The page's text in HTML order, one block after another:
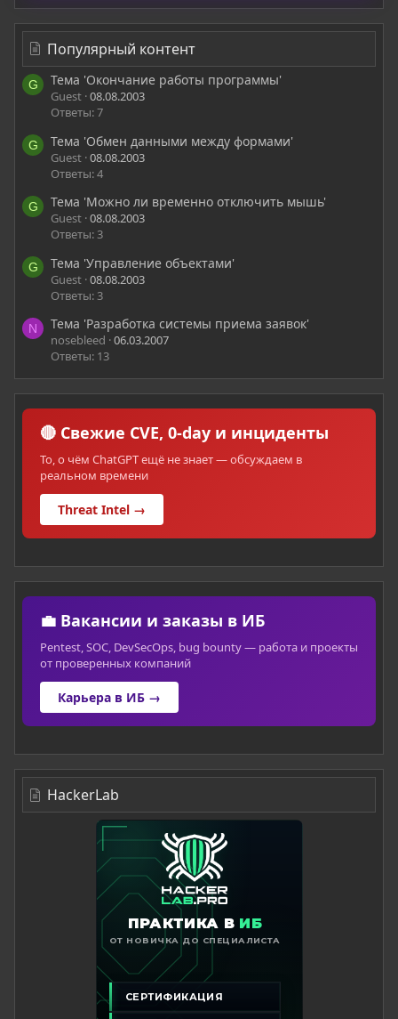
Популярный контент
G Тема 'Окончание работы программы'
Guest 08.08.2003
Ответы: 7
G Тема 'Обмен данными между формами'
Guest 08.08.2003
Ответы: 4
G Тема 'Можно ли временно отключить мышь'
Guest 08.08.2003
Ответы: 3
G Тема 'Управление объектами'
Guest 08.08.2003
Ответы: 3
N Тема 'Разработка системы приема заявок'
nosebleed 06.03.2007
Ответы: 13
🔴 Свежие CVE, 0-day и инциденты
То, о чём ChatGPT ещё не знает — обсуждаем в
реальном времени
Threat Intel →
💼 Вакансии и заказы в ИБ
Pentest, SOC, DevSecOps, bug bounty — работа и проекты
от проверенных компаний
Карьера в ИБ →
HackerLab